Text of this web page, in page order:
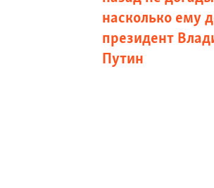
насколько ему
президент
Путин